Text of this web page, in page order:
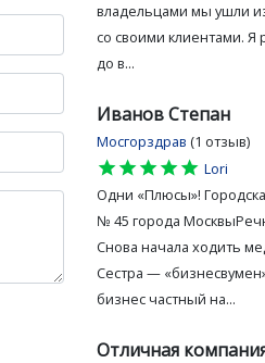
владельцами мы ушли
со своими клиентами. Я
до в...
Иванов Степан
Мосгорздрав (1 отзыв)
star
star
star
star
star
Lori
Одни «Плюсы»!
№ 45 города
Снова начала ходить
Сестра —
бизнес частный на...
Отличная